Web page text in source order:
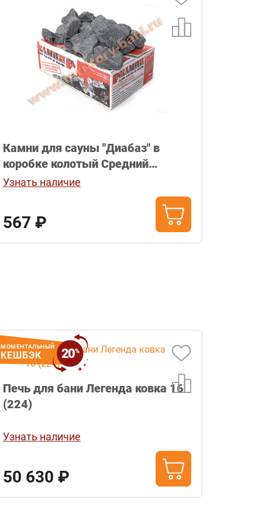
Камни для сауны "Диабаз" в
коробке колотый Средний
Карелия 20кг
Узнать наличие
567 ₽
МОМЕНТАЛЬНЫЙ
КЕШБЭК 20%
Печь для бани Легенда ковка 16
(224)
Узнать наличие
50 630 ₽